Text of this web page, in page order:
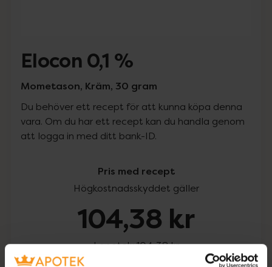
Elocon 0,1 %
Mometason, Kräm, 30 gram
Du behöver ett recept för att kunna köpa denna
vara. Om du har ett recept kan du handla genom
att logga in med ditt bank-ID.
Pris med recept
Högkostnadsskyddet gäller
104,38 kr
I apotek:104,38 kr